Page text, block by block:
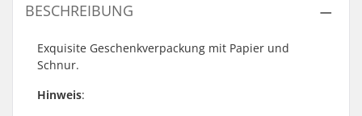
BESCHREIBUNG
Exquisite Geschenkverpackung mit Papier und
Schnur.
Hinweis: